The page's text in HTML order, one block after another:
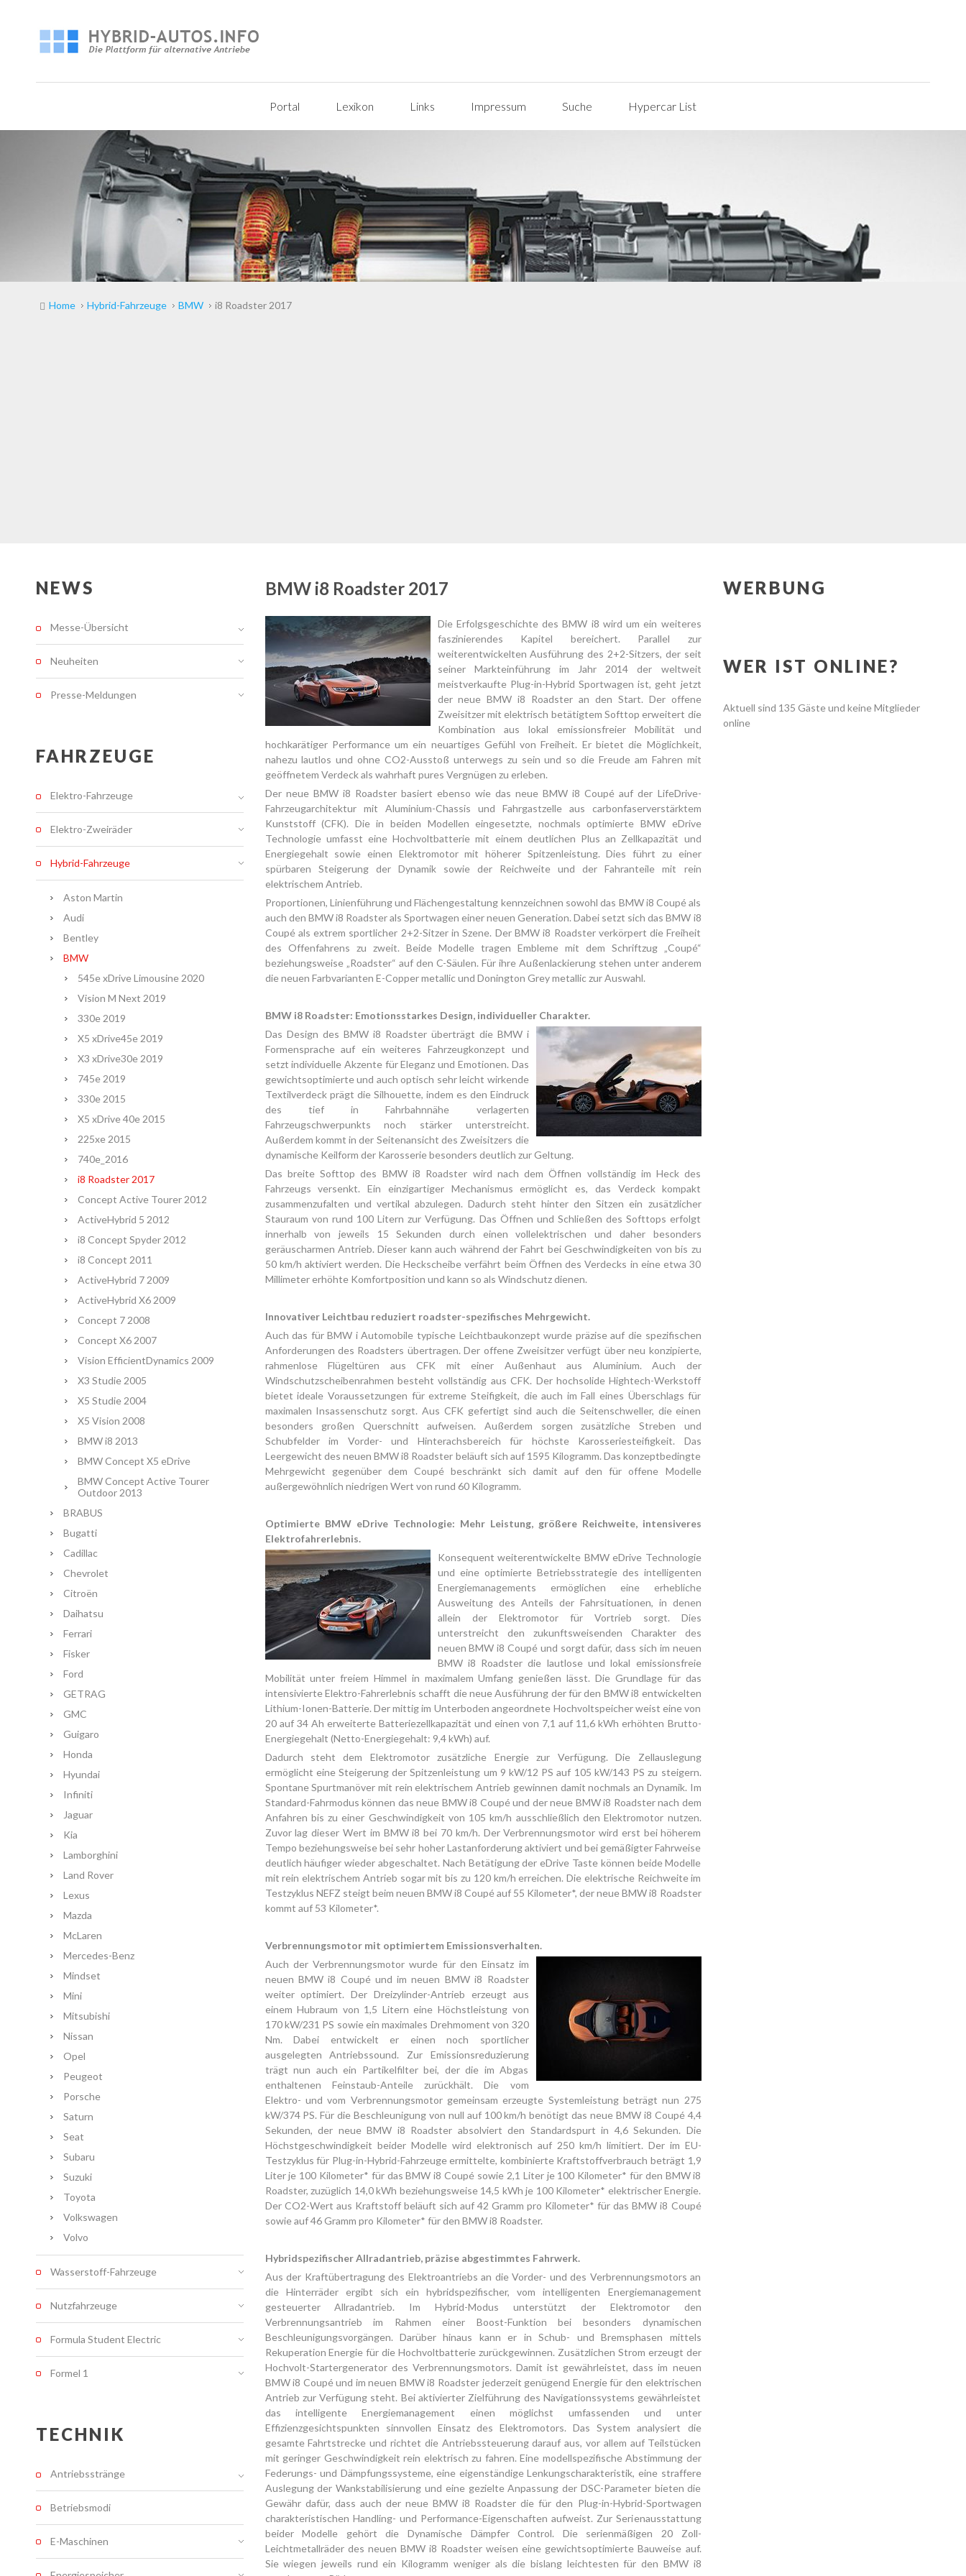
Portal Lexikon Links Impressum Suche Hypercar List
Home Hybrid-Fahrzeuge BMW i8 Roadster 2017
BMW i8 Roadster 2017
Die Erfolgsgeschichte des BMW i8 wird um ein weiteres
faszinierendes Kapitel bereichert. Parallel zur
weiterentwickelten Ausführung des 2+2-Sitzers, der seit
seiner Markteinführung im Jahr 2014 der weltweit
meistverkaufte Plug-in-Hybrid Sportwagen ist, geht jetzt
der neue BMW i8 Roadster an den Start. Der offene
Zweisitzer mit elektrisch betätigtem Softtop erweitert die
Kombination aus lokal emissionsfreier Mobilität und
hochkarätiger Performance um ein neuartiges Gefühl von Freiheit. Er bietet die Möglichkeit,
nahezu lautlos und ohne CO2-Ausstoß unterwegs zu sein und so die Freude am Fahren mit
geöffnetem Verdeck als wahrhaft pures Vergnügen zu erleben.
Der neue BMW i8 Roadster basiert ebenso wie das neue BMW i8 Coupé auf der LifeDrive-
Fahrzeugarchitektur mit Aluminium-Chassis und Fahrgastzelle aus carbonfaserverstärktem
Kunststoff (CFK). Die in beiden Modellen eingesetzte, nochmals optimierte BMW eDrive
Technologie umfasst eine Hochvoltbatterie mit einem deutlichen Plus an Zellkapazität und
Energiegehalt sowie einen Elektromotor mit höherer Spitzenleistung. Dies führt zu einer
spürbaren Steigerung der Dynamik sowie der Reichweite und der Fahranteile mit rein
elektrischem Antrieb.
Proportionen, Linienführung und Flächengestaltung kennzeichnen sowohl das BMW i8 Coupé als
auch den BMW i8 Roadster als Sportwagen einer neuen Generation. Dabei setzt sich das BMW i8
Coupé als extrem sportlicher 2+2-Sitzer in Szene. Der BMW i8 Roadster verkörpert die Freiheit
des Offenfahrens zu zweit. Beide Modelle tragen Embleme mit dem Schriftzug „Coupé“
beziehungsweise „Roadster“ auf den C-Säulen. Für ihre Außenlackierung stehen unter anderem
die neuen Farbvarianten E-Copper metallic und Donington Grey metallic zur Auswahl.
BMW i8 Roadster: Emotionsstarkes Design, individueller Charakter.
Das Design des BMW i8 Roadster überträgt die BMW i
Formensprache auf ein weiteres Fahrzeugkonzept und
setzt individuelle Akzente für Eleganz und Emotionen. Das
gewichtsoptimierte und auch optisch sehr leicht wirkende
Textilverdeck prägt die Silhouette, indem es den Eindruck
des tief in Fahrbahnnähe verlagerten
Fahrzeugschwerpunkts noch stärker unterstreicht.
Außerdem kommt in der Seitenansicht des Zweisitzers die
dynamische Keilform der Karosserie besonders deutlich zur Geltung.
Das breite Softtop des BMW i8 Roadster wird nach dem Öffnen vollständig im Heck des
Fahrzeugs versenkt. Ein einzigartiger Mechanismus ermöglicht es, das Verdeck kompakt
zusammenzufalten und vertikal abzulegen. Dadurch steht hinter den Sitzen ein zusätzlicher
Stauraum von rund 100 Litern zur Verfügung. Das Öffnen und Schließen des Softtops erfolgt
innerhalb von jeweils 15 Sekunden durch einen vollelektrischen und daher besonders
geräuscharmen Antrieb. Dieser kann auch während der Fahrt bei Geschwindigkeiten von bis zu
50 km/h aktiviert werden. Die Heckscheibe verfährt beim Öffnen des Verdecks in eine etwa 30
Millimeter erhöhte Komfortposition und kann so als Windschutz dienen.
Innovativer Leichtbau reduziert roadster-spezifisches Mehrgewicht.
Auch das für BMW i Automobile typische Leichtbaukonzept wurde präzise auf die spezifischen
Anforderungen des Roadsters übertragen. Der offene Zweisitzer verfügt über neu konzipierte,
rahmenlose Flügeltüren aus CFK mit einer Außenhaut aus Aluminium. Auch der
Windschutzscheibenrahmen besteht vollständig aus CFK. Der hochsolide Hightech-Werkstoff
bietet ideale Voraussetzungen für extreme Steifigkeit, die auch im Fall eines Überschlags für
maximalen Insassenschutz sorgt. Aus CFK gefertigt sind auch die Seitenschweller, die einen
besonders großen Querschnitt aufweisen. Außerdem sorgen zusätzliche Streben und
Schubfelder im Vorder- und Hinterachsbereich für höchste Karosseriesteifigkeit. Das
Leergewicht des neuen BMW i8 Roadster beläuft sich auf 1595 Kilogramm. Das konzeptbedingte
Mehrgewicht gegenüber dem Coupé beschränkt sich damit auf den für offene Modelle
außergewöhnlich niedrigen Wert von rund 60 Kilogramm.
Optimierte BMW eDrive Technologie: Mehr Leistung, größere Reichweite, intensiveres
Elektrofahrerlebnis.
Konsequent weiterentwickelte BMW eDrive Technologie
und eine optimierte Betriebsstrategie des intelligenten
Energiemanagements ermöglichen eine erhebliche
Ausweitung des Anteils der Fahrsituationen, in denen
allein der Elektromotor für Vortrieb sorgt. Dies
unterstreicht den zukunftsweisenden Charakter des
neuen BMW i8 Coupé und sorgt dafür, dass sich im neuen
BMW i8 Roadster die lautlose und lokal emissionsfreie
Mobilität unter freiem Himmel in maximalem Umfang genießen lässt. Die Grundlage für das
intensivierte Elektro-Fahrerlebnis schafft die neue Ausführung der für den BMW i8 entwickelten
Lithium-Ionen-Batterie. Der mittig im Unterboden angeordnete Hochvoltspeicher weist eine von
20 auf 34 Ah erweiterte Batteriezellkapazität und einen von 7,1 auf 11,6 kWh erhöhten Brutto-
Energiegehalt (Netto-Energiegehalt: 9,4 kWh) auf.
Dadurch steht dem Elektromotor zusätzliche Energie zur Verfügung. Die Zellauslegung
ermöglicht eine Steigerung der Spitzenleistung um 9 kW/12 PS auf 105 kW/143 PS zu steigern.
Spontane Spurtmanöver mit rein elektrischem Antrieb gewinnen damit nochmals an Dynamik. Im
Standard-Fahrmodus können das neue BMW i8 Coupé und der neue BMW i8 Roadster nach dem
Anfahren bis zu einer Geschwindigkeit von 105 km/h ausschließlich den Elektromotor nutzen.
Zuvor lag dieser Wert im BMW i8 bei 70 km/h. Der Verbrennungsmotor wird erst bei höherem
Tempo beziehungsweise bei sehr hoher Lastanforderung aktiviert und bei gemäßigter Fahrweise
deutlich häufiger wieder abgeschaltet. Nach Betätigung der eDrive Taste können beide Modelle
mit rein elektrischem Antrieb sogar mit bis zu 120 km/h erreichen. Die elektrische Reichweite im
Testzyklus NEFZ steigt beim neuen BMW i8 Coupé auf 55 Kilometer*, der neue BMW i8 Roadster
kommt auf 53 Kilometer*.
Verbrennungsmotor mit optimiertem Emissionsverhalten.
Auch der Verbrennungsmotor wurde für den Einsatz im
neuen BMW i8 Coupé und im neuen BMW i8 Roadster
weiter optimiert. Der Dreizylinder-Antrieb erzeugt aus
einem Hubraum von 1,5 Litern eine Höchstleistung von
170 kW/231 PS sowie ein maximales Drehmoment von 320
Nm. Dabei entwickelt er einen noch sportlicher
ausgelegten Antriebssound. Zur Emissionsreduzierung
trägt nun auch ein Partikelfilter bei, der die im Abgas
enthaltenen Feinstaub-Anteile zurückhält. Die vom
Elektro- und vom Verbrennungsmotor gemeinsam erzeugte Systemleistung beträgt nun 275
kW/374 PS. Für die Beschleunigung von null auf 100 km/h benötigt das neue BMW i8 Coupé 4,4
Sekunden, der neue BMW i8 Roadster absolviert den Standardspurt in 4,6 Sekunden. Die
Höchstgeschwindigkeit beider Modelle wird elektronisch auf 250 km/h limitiert. Der im EU-
Testzyklus für Plug-in-Hybrid-Fahrzeuge ermittelte, kombinierte Kraftstoffverbrauch beträgt 1,9
Liter je 100 Kilometer* für das BMW i8 Coupé sowie 2,1 Liter je 100 Kilometer* für den BMW i8
Roadster, zuzüglich 14,0 kWh beziehungsweise 14,5 kWh je 100 Kilometer* elektrischer Energie.
Der CO2-Wert aus Kraftstoff beläuft sich auf 42 Gramm pro Kilometer* für das BMW i8 Coupé
sowie auf 46 Gramm pro Kilometer* für den BMW i8 Roadster.
Hybridspezifischer Allradantrieb, präzise abgestimmtes Fahrwerk.
Aus der Kraftübertragung des Elektroantriebs an die Vorder- und des Verbrennungsmotors an
die Hinterräder ergibt sich ein hybridspezifischer, vom intelligenten Energiemanagement
gesteuerter Allradantrieb. Im Hybrid-Modus unterstützt der Elektromotor den
Verbrennungsantrieb im Rahmen einer Boost-Funktion bei besonders dynamischen
Beschleunigungsvorgängen. Darüber hinaus kann er in Schub- und Bremsphasen mittels
Rekuperation Energie für die Hochvoltbatterie zurückgewinnen. Zusätzlichen Strom erzeugt der
Hochvolt-Startergenerator des Verbrennungsmotors. Damit ist gewährleistet, dass im neuen
BMW i8 Coupé und im neuen BMW i8 Roadster jederzeit genügend Energie für den elektrischen
Antrieb zur Verfügung steht. Bei aktivierter Zielführung des Navigationssystems gewährleistet
das intelligente Energiemanagement einen möglichst umfassenden und unter
Effizienzgesichtspunkten sinnvollen Einsatz des Elektromotors. Das System analysiert die
gesamte Fahrtstrecke und richtet die Antriebssteuerung darauf aus, vor allem auf Teilstücken
mit geringer Geschwindigkeit rein elektrisch zu fahren. Eine modellspezifische Abstimmung der
Federungs- und Dämpfungssysteme, eine eigenständige Lenkungscharakteristik, eine straffere
Auslegung der Wankstabilisierung und eine gezielte Anpassung der DSC-Parameter bieten die
Gewähr dafür, dass auch der neue BMW i8 Roadster die für den Plug-in-Hybrid-Sportwagen
charakteristischen Handling- und Performance-Eigenschaften aufweist. Zur Serienausstattung
beider Modelle gehört die Dynamische Dämpfer Control. Die serienmäßigen 20 Zoll-
Leichtmetallräder des neuen BMW i8 Roadster weisen eine gewichtsoptimierte Bauweise auf.
Sie wiegen jeweils rund ein Kilogramm weniger als die bislang leichtesten für den BMW i8
NEWS
Messe-Übersicht
Neuheiten
Presse-Meldungen
FAHRZEUGE
Elektro-Fahrzeuge
Elektro-Zweiräder
Hybrid-Fahrzeuge
Aston Martin
Audi
Bentley
BMW
545e xDrive Limousine 2020
Vision M Next 2019
330e 2019
X5 xDrive45e 2019
X3 xDrive30e 2019
745e 2019
330e 2015
X5 xDrive 40e 2015
225xe 2015
740e_2016
i8 Roadster 2017
Concept Active Tourer 2012
ActiveHybrid 5 2012
i8 Concept Spyder 2012
i8 Concept 2011
ActiveHybrid 7 2009
ActiveHybrid X6 2009
Concept 7 2008
Concept X6 2007
Vision EfficientDynamics 2009
X3 Studie 2005
X5 Studie 2004
X5 Vision 2008
BMW i8 2013
BMW Concept X5 eDrive
BMW Concept Active Tourer
Outdoor 2013
BRABUS
Bugatti
Cadillac
Chevrolet
Citroën
Daihatsu
Ferrari
Fisker
Ford
GETRAG
GMC
Guigaro
Honda
Hyundai
Infiniti
Jaguar
Kia
Lamborghini
Land Rover
Lexus
Mazda
McLaren
Mercedes-Benz
Mindset
Mini
Mitsubishi
Nissan
Opel
Peugeot
Porsche
Saturn
Seat
Subaru
Suzuki
Toyota
Volkswagen
Volvo
Wasserstoff-Fahrzeuge
Nutzfahrzeuge
Formula Student Electric
Formel 1
TECHNIK
Antriebsstränge
Betriebsmodi
E-Maschinen
WERBUNG
WER IST ONLINE?
Aktuell sind 135 Gäste und keine Mitglieder
online